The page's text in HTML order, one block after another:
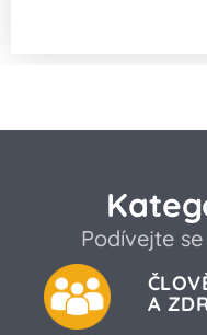
Podívejte
A